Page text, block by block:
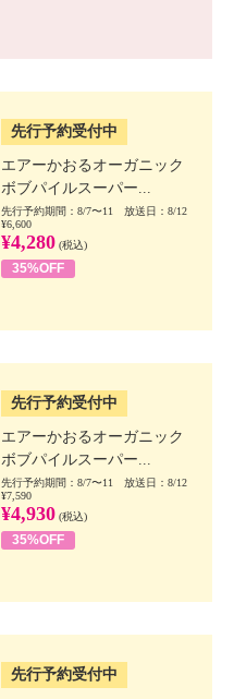
先行予約受付中
エアーかおるオーガニック
ボブパイルスーパー...
先行予約期間：8/7〜11 放送日：8/12
¥6,600
¥4,280 (税込)
35%OFF
先行予約受付中
エアーかおるオーガニック
ボブパイルスーパー...
先行予約期間：8/7〜11 放送日：8/12
¥7,590
¥4,930 (税込)
35%OFF
先行予約受付中